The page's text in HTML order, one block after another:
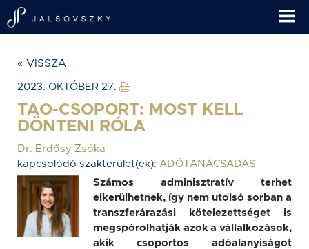
« VISSZA
2023. OKTÓBER 27.
TAO-CSOPORT: MOST KELL
DÖNTENI RÓLA
Dr. Erdősy Zsóka
kapcsolódó szakterület(ek): ADÓTANÁCSADÁS
Számos adminisztratív terhet
elkerülhetnek, így nem utolsó sorban a
transzferárazási kötelezettséget is
megspórolhatják azok a vállalkozások,
akik csoportos adóalanyiságot